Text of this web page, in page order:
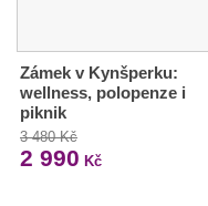
Zámek v Kynšperku:
wellness, polopenze i
piknik
3 480 Kč
2 990 Kč